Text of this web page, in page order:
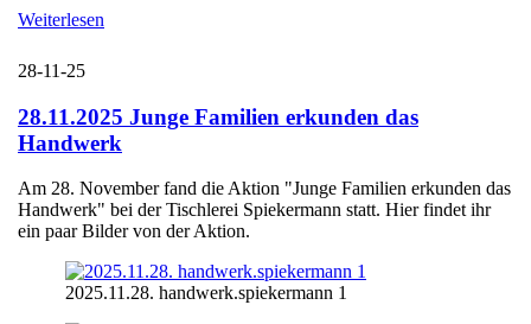
Weiterlesen
28-11-25
28.11.2025 Junge Familien erkunden das
Handwerk
Am 28. November fand die Aktion "Junge Familien erkunden das
Handwerk" bei der Tischlerei Spiekermann statt. Hier findet ihr
ein paar Bilder von der Aktion.
2025.11.28. handwerk.spiekermann 1